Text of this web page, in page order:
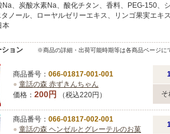
Na、炭酸水素Na、酸化チタン、香料、PEG-150、
ノール、ローヤルゼリーエキス、リンゴ果実エキ
本
ション
※商品の詳細・出荷可能時期等は各商品ページに
商品番号： 066-01817-001-001
● 童話の森 赤ずきんちゃん
価格： 200円 （税込220円）
商品番号： 066-01817-002-001
● 童話の森 ヘンゼルとグレーテルのお菓